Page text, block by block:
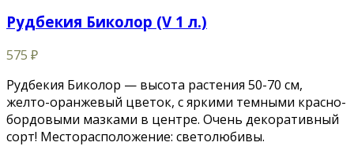
Рудбекия Биколор (V 1 л.)
575 ₽
Рудбекия Биколор — высота растения 50-70 см,
желто-оранжевый цветок, с яркими темными красно-
бордовыми мазками в центре. Очень декоративный
сорт! Месторасположение: светолюбивы.